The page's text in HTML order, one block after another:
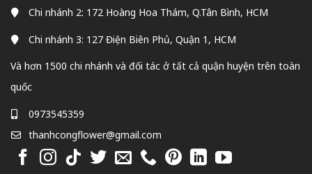
Chi nhánh 2: 172 Hoàng Hoa Thám, Q.Tân Bình, HCM
Chi nhánh 3: 127 Điện Biên Phủ, Quận 1, HCM
Và hơn 1500 chi nhánh và đối tác ở tất cả quận huyện trên toàn
quốc
0973545359
thanhcongflower@gmail.com